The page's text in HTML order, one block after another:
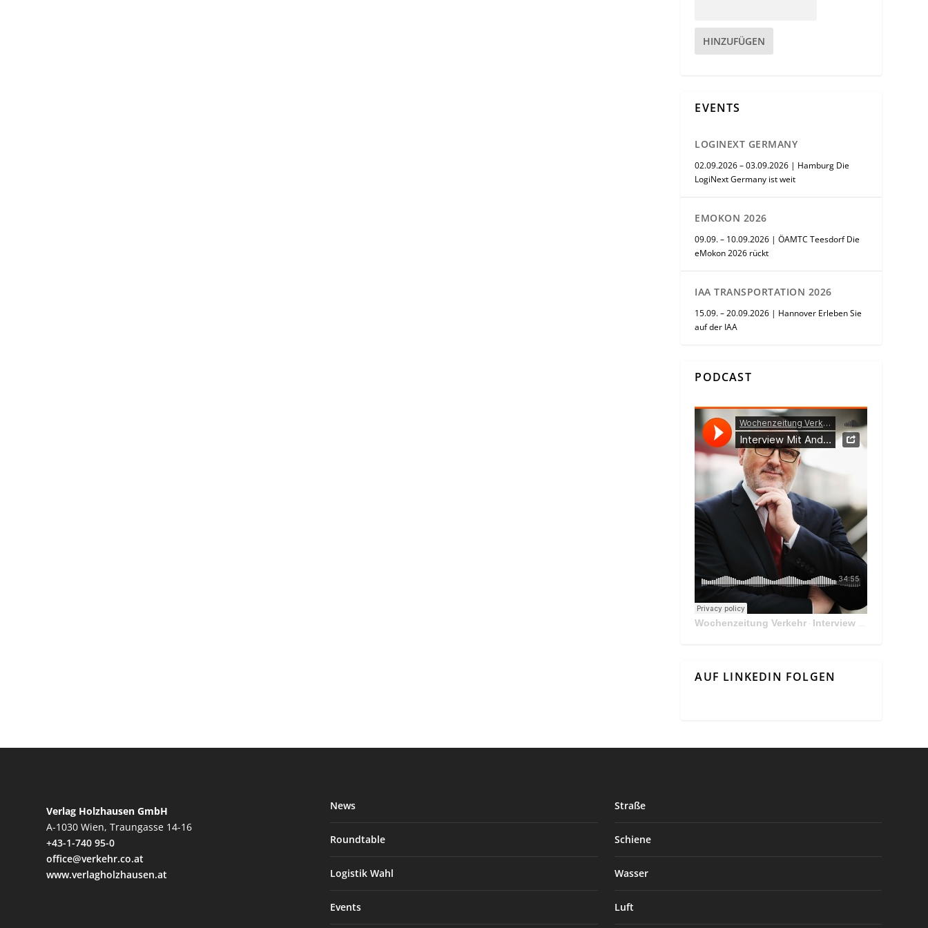
HINZUFÜGEN
EVENTS
LOGINEXT GERMANY
02.09.2026 – 03.09.2026 | Hamburg Die
LogiNext Germany ist weit
EMOKON 2026
09.09. – 10.09.2026 | ÖAMTC Teesdorf Die
eMokon 2026 rückt
IAA TRANSPORTATION 2026
15.09. – 20.09.2026 | Hannover Erleben Sie
auf der IAA
PODCAST
Wochenzeitung Verkehr · Interview Mit Andreas Matthä, CEO der ÖBB Holding
AUF LINKEDIN FOLGEN
Verlag Holzhausen GmbH
A-1030 Wien, Traungasse 14-16
+43-1-740 95-0
office@verkehr.co.at
www.verlagholzhausen.at
News
Roundtable
Logistik Wahl
Events
Straße
Schiene
Wasser
Luft